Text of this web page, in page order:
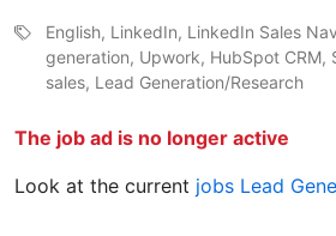
English, LinkedIn, LinkedIn Sales
generation, Upwork, HubSpot CRM,
sales, Lead Generation/Research
The job ad is no longer active
Look at the current jobs Lead